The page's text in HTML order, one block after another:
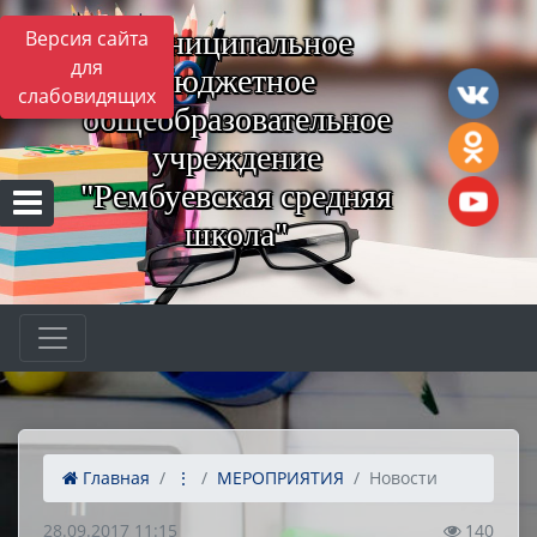
Версия сайта
для
слабовидящих
Муниципальное
бюджетное
общеобразовательное
учреждение
"Рембуевская средняя
школа"
Главная ⋮ МЕРОПРИЯТИЯ Новости
28.09.2017 11:15 140